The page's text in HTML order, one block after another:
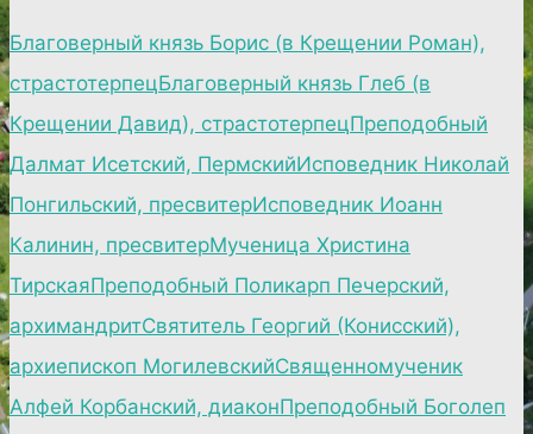
Благоверный князь Борис (в Крещении Роман),
страстотерпецБлаговерный князь Глеб (в
Крещении Давид), страстотерпецПреподобный
Далмат Исетский, ПермскийИсповедник Николай
Понгильский, пресвитерИсповедник Иоанн
Калинин, пресвитерМученица Христина
ТирскаяПреподобный Поликарп Печерский,
архимандритСвятитель Георгий (Конисский),
архиепископ МогилевскийСвященномученик
Алфей Корбанский, диаконПреподобный Боголеп